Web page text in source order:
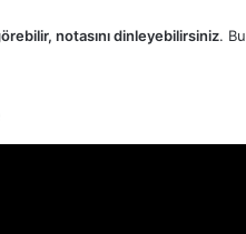
notasını dinleyebilirsiniz. Bu